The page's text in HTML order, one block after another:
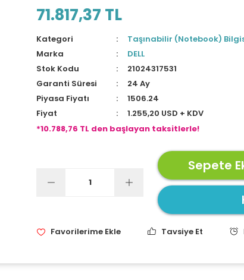
71.817,37 TL
Kategori
Taşınabilir (Notebook)
Marka
DELL
Stok Kodu
21024317531
Garanti Süresi
24 Ay
Piyasa Fiyatı
1506.24
Fiyat
1.255,20 USD + KDV
*10.788,76 TL den başlayan taksitlerle!
Sepete
Tavsiye Et